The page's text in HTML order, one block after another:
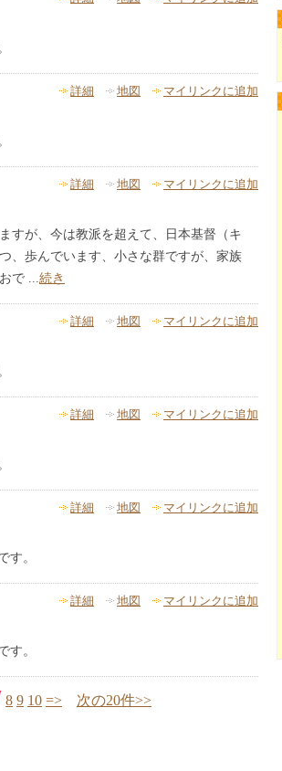
詳細 地図 マイリンクに追加
詳細 地図 マイリンクに追加
すが、今は教派を超えて、日本基督（キ
、歩んでいます、小さな群ですが、家族
で ... 続き
詳細 地図 マイリンクに追加
詳細 地図 マイリンクに追加
詳細 地図 マイリンクに追加
す。
詳細 地図 マイリンクに追加
す。
8 9 10 => 次の20件>>